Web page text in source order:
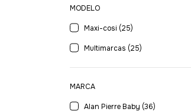
MODELO
Maxi-cosi (25)
Multimarcas (25)
MARCA
Alan Pierre Baby (36)